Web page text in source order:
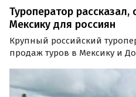
Туроператор рассказал,
Мексику для россиян
Крупный российский
продаж туров в Мексику и
рассказали в Ассоциации